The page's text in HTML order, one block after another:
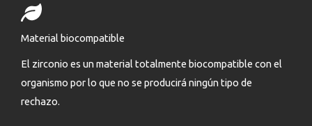
Material biocompatible
El zirconio es un material totalmente biocompatible con el
organismo por lo que no se producirá ningún tipo de
rechazo.